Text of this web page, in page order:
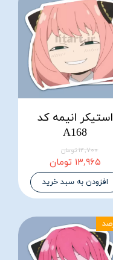
استیکر انیمه کد
A168
۱۴,۷۰۰ تومان
۱۳,۹۶۵ تومان
افزودن به سبد خرید